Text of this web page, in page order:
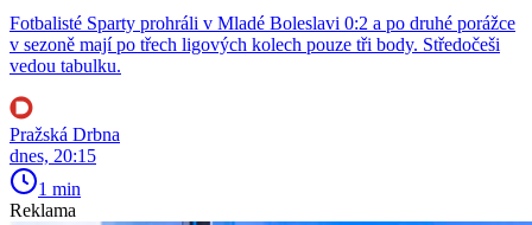
Fotbalisté Sparty prohráli v Mladé Boleslavi 0:2 a po druhé porážce
v sezoně mají po třech ligových kolech pouze tři body. Středočeši
vedou tabulku.
Pražská Drbna
dnes, 20:15
1 min
Reklama